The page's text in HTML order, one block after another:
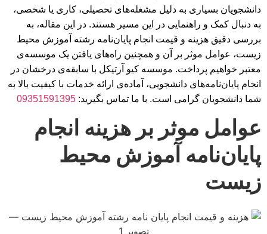
دانشجویان بسیاری به دلیل مشغله‌های تحصیلی، کاری یا شخصی،
به دنبال کمک و راهنمایی در این مسیر هستند. در این مقاله، به
بررسی دقیق هزینه و قیمت انجام پایان‌نامه رشته آموزش محیط
زیست، عوامل موثر بر آن و همچنین راه‌های یافتن یک موسسه‌ی
معتبر خواهیم پرداخت. موسسه کیو آرتیکل با سابقه‌ی درخشان در
انجام پایان‌نامه‌های دانشجویی، آماده‌ی ارائه خدمات با کیفیت بالا به
شما دانشجویان گرامی است. با ما تماس بگیرید: 09351591395
عوامل موثر بر هزینه انجام
پایان‌نامه آموزش محیط
زیست